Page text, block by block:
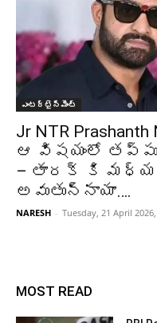
ఎంటర్టైన్మెంట్
Jr NTR
ఆ విషయంలో
– తారక్ కి మధ్య
అవుతున్నాయా….
NARESH - Tuesday, 21 April
MOST READ